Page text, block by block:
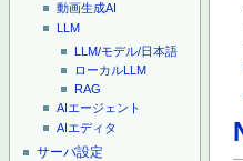
動画生成AI
LLM
LLM/モデル/日本語
ローカルLLM
RAG
AIエージェント
AIエディタ
サーバ設定